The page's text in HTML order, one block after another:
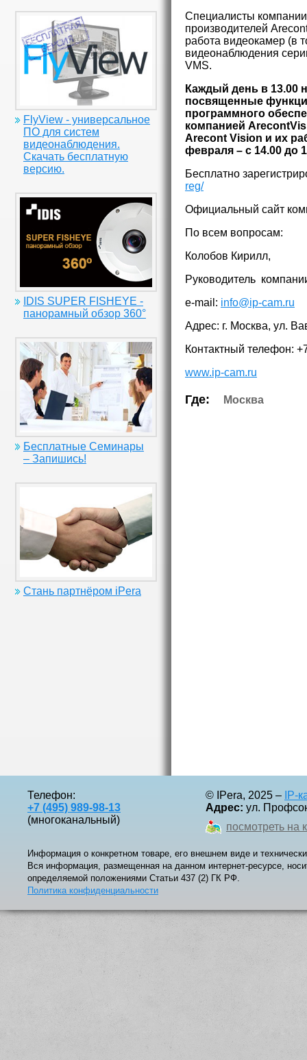
FlyView - универсальное
ПО для систем
видеонаблюдения.
Скачать бесплатную
версию.
IDIS SUPER FISHEYE -
панорамный обзор 360°
Бесплатные Семинары
– Запишись!
Стань партнёром iPera
Специалисты
производителей
работа видеокамер (в
видеонаблюдения
VMS.
Каждый день в 13.00
посвященные
программного
компанией
Arecont Vision и их
февраля – с 14.00 до
Бесплатно
reg/
Официальный сайт
По всем вопросам:
Колобов Кирилл,
Руководитель
e-mail: info@ip-cam.ru
Адрес: г. Москва, ул.
Контактный телефон:
www.ip-cam.ru
Где: Москва
Телефон:
+7 (495) 989-98-13
(многоканальный)
© IPera, 2025 – IP-
Адрес: ул.
посмотреть на
Информация о конкретном товаре, его внешнем виде и
Вся информация, размещенная на данном интернет-ресурсе,
определяемой положениями Статьи 437 (2) ГК РФ.
Политика конфиденциальности